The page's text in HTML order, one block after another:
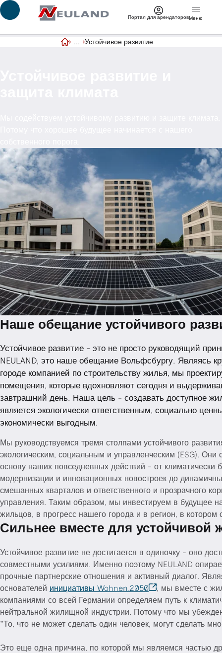
Перейти к основному содержимому
Портал для арендаторовМеню
... Устойчивое развитие
Наше обещание устойчивого
Устойчивое развитие - это не просто руководящий
NEULAND, это наше обещание Вольфсбургу. Являясь
городе компанией по строительству жилья, мы
помещения, которые вдохновляют сегодня и
завтрашний день. Наша цель - создавать доступное
является экологически ответственным, социально
экономически выгодным.
Мы руководствуемся тремя столпами устойчивого
экологическим, социальным и управленческим (ESG). Они
основу наших повседневных действий - от климатически
модернизации и инновационных новостроек до
смешанных кварталов и ответственного и прозрачного
управления. Таким образом, мы инвестируем в будущее
жильцов, в прогресс нашего города и в регион, в котором
Сильнее вместе для устойчивой
Устойчивое развитие не достигается в одиночку - оно
совместными усилиями. Именно поэтому NEULAND
прочные партнерские отношения и активный диалог.
основателей инициативы Wohnen.2050
, мы вместе с
компаниями со всей Германии определяем путь к
нейтральной жилищной индустрии. Потому что мы
"То, что не может сделать один человек, могут сделать
Это еще одна причина, по которой мы являемся частью
Skip tab navigation
Tab navigation end
Skip tab navigation
Tab navigation end